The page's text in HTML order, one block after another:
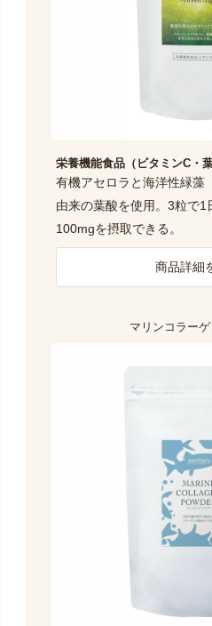
栄養機能食品（ビタミンC・葉
有機アセロラと海洋性緑藻
由来の葉酸を使用。3粒で1
100mgを摂取できる。
商品詳細
マリンコラー